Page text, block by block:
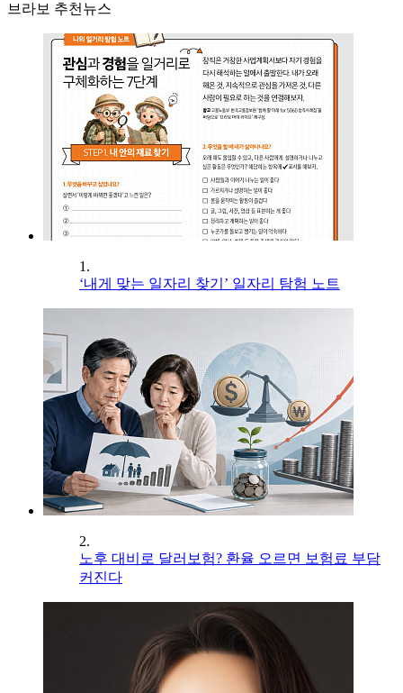
브라보 추천뉴스
1.
‘내게 맞는 일자리 찾기’ 일자리 탐험 노트
2.
노후 대비로 달러보험? 환율 오르면 보험료 부담
커진다